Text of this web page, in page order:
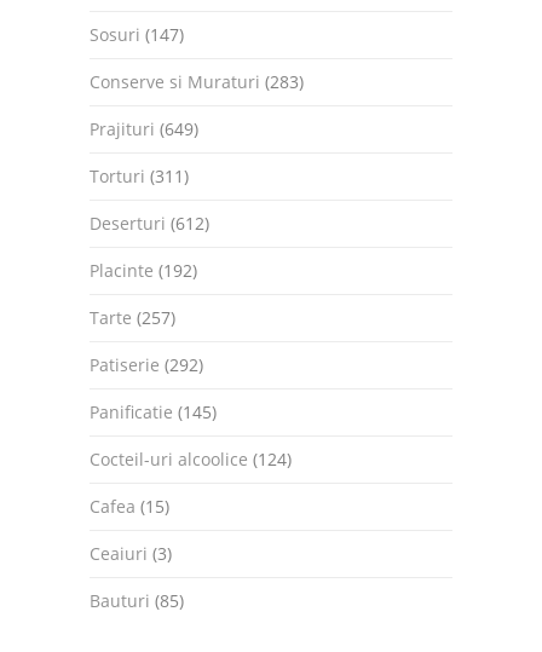
Sosuri (147)
Conserve si Muraturi (283)
Prajituri (649)
Torturi (311)
Deserturi (612)
Placinte (192)
Tarte (257)
Patiserie (292)
Panificatie (145)
Cocteil-uri alcoolice (124)
Cafea (15)
Ceaiuri (3)
Bauturi (85)